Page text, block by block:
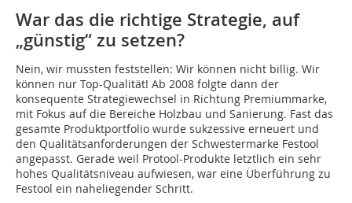
War das die richtige Strategie, auf
„günstig“ zu setzen?
Nein, wir mussten feststellen: Wir können nicht billig. Wir
können nur Top-Qualität! Ab 2008 folgte dann der
konsequente Strategiewechsel in Richtung Premiummarke,
mit Fokus auf die Bereiche Holzbau und Sanierung. Fast das
gesamte Produktportfolio wurde sukzessive erneuert und
den Qualitätsanforderungen der Schwestermarke Festool
angepasst. Gerade weil Protool-Produkte letztlich ein sehr
hohes Qualitätsniveau aufwiesen, war eine Überführung zu
Festool ein naheliegender Schritt.